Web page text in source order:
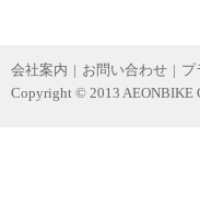
会社案内 | お問い合わせ | プ
Copyright © 2013 AEONBIKE